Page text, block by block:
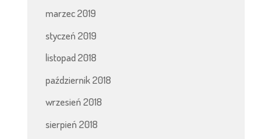
marzec 2019
styczeń 2019
listopad 2018
październik 2018
wrzesień 2018
sierpień 2018